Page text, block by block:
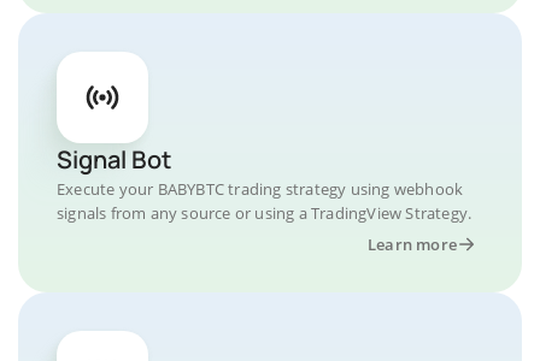
Signal Bot
Execute your BABYBTC trading strategy using webhook
signals from any source or using a TradingView Strategy.
Learn more